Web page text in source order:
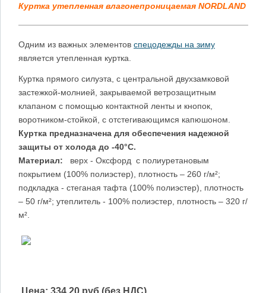
Куртка утепленная влагонепроницаемая NORDLAND
Одним из важных элементов спецодежды на зиму
является утепленная куртка.
Куртка прямого силуэта, с центральной двухзамковой
застежкой-молнией, закрываемой ветрозащитным
клапаном с помощью контактной ленты и кнопок,
воротником-стойкой, с отстегивающимся капюшоном.
Куртка предназначена для обеспечения надежной
защиты от холода до -40°C.
Материал: верх - Оксфорд c полиуретановым
покрытием (100% полиэстер), плотность – 260 г/м²;
подкладка - стеганая тафта (100% полиэстер), плотность
– 50 г/м²; утеплитель - 100% полиэстер, плотность – 320 г/
м².
Цена: 334.20 руб (без НДС)